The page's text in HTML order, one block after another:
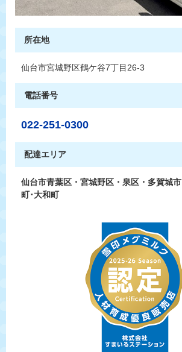
所在地
仙台市宮城野区鶴ケ谷7丁目26-3
電話番号
022-251-0300
配達エリア
仙台市青葉区・宮城野区・泉区・多賀城
町･大和町